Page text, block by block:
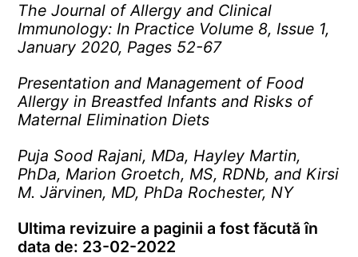
The Journal of Allergy and Clinical
Immunology: In Practice Volume 8, Issue 1,
January 2020, Pages 52-67
Presentation and Management of Food
Allergy in Breastfed Infants and Risks of
Maternal Elimination Diets
Puja Sood Rajani, MDa, Hayley Martin,
PhDa, Marion Groetch, MS, RDNb, and Kirsi
M. Järvinen, MD, PhDa Rochester, NY
Ultima revizuire a paginii a fost făcută în
data de: 23-02-2022